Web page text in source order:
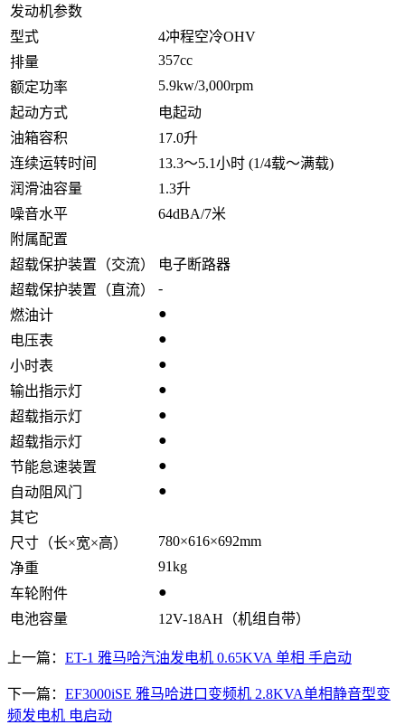
发动机参数
型式
4冲程空冷OHV
排量
357cc
额定功率
5.9kw/3,000rpm
起动方式
电起动
油箱容积
17.0升
连续运转时间
13.3～5.1小时 (1/4载～满载)
润滑油容量
1.3升
噪音水平
64dBA/7米
附属配置
超载保护装置（交流）
电子断路器
超载保护装置（直流）
-
燃油计
●
电压表
●
小时表
●
输出指示灯
●
超载指示灯
●
超载指示灯
●
节能怠速装置
●
自动阻风门
●
其它
尺寸（长×宽×高）
780×616×692mm
净重
91kg
车轮附件
●
电池容量
12V-18AH（机组自带）
上一篇： ET-1 雅马哈汽油发电机 0.65KVA 单相 手启动
下一篇： EF3000iSE 雅马哈进口变频机 2.8KVA单相静音型变
频发电机 电启动